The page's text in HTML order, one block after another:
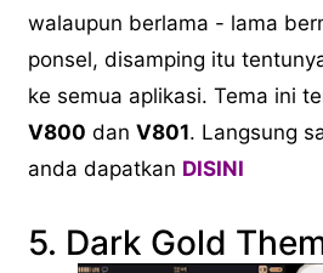
walaupun berlama - lama
ponsel, disamping itu
ke semua aplikasi. Tema ini
V800 danV801. Langsung
anda dapatkan DISINI
5. Dark Gold